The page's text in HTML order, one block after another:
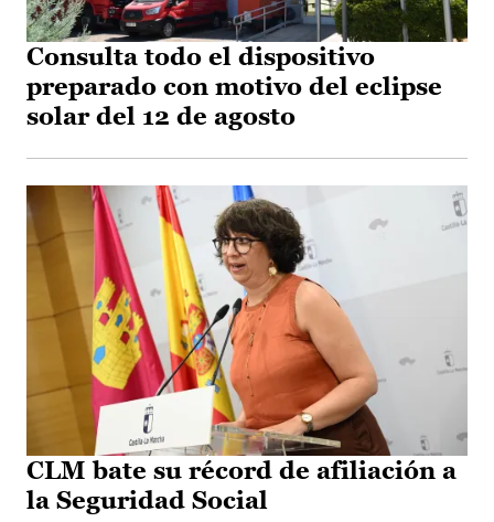
Consulta todo el dispositivo
preparado con motivo del eclipse
solar del 12 de agosto
CLM bate su récord de afiliación a
la Seguridad Social